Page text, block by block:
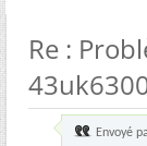
Re :
Envoyé